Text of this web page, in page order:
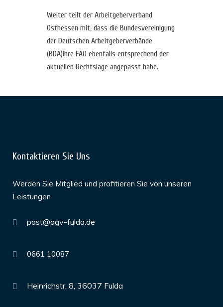
Weiter teilt der Arbeitgeberverband
Osthessen mit, dass die Bundesvereinigung
der Deutschen Arbeitgeberverbände
(BDA)ihre FAQ ebenfalls entsprechend der
aktuellen Rechtslage angepasst habe.
Kontaktieren Sie Uns
Werden Sie Mitglied und profitieren Sie von unseren
Leistungen
post@agv-fulda.de
0661 10087
Heinrichstr. 8, 36037 Fulda